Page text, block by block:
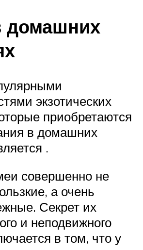
домашних
экзотических
приобретаются
в домашних
.
совершенно не
а очень
Секрет их
и неподвижного
в том, что у